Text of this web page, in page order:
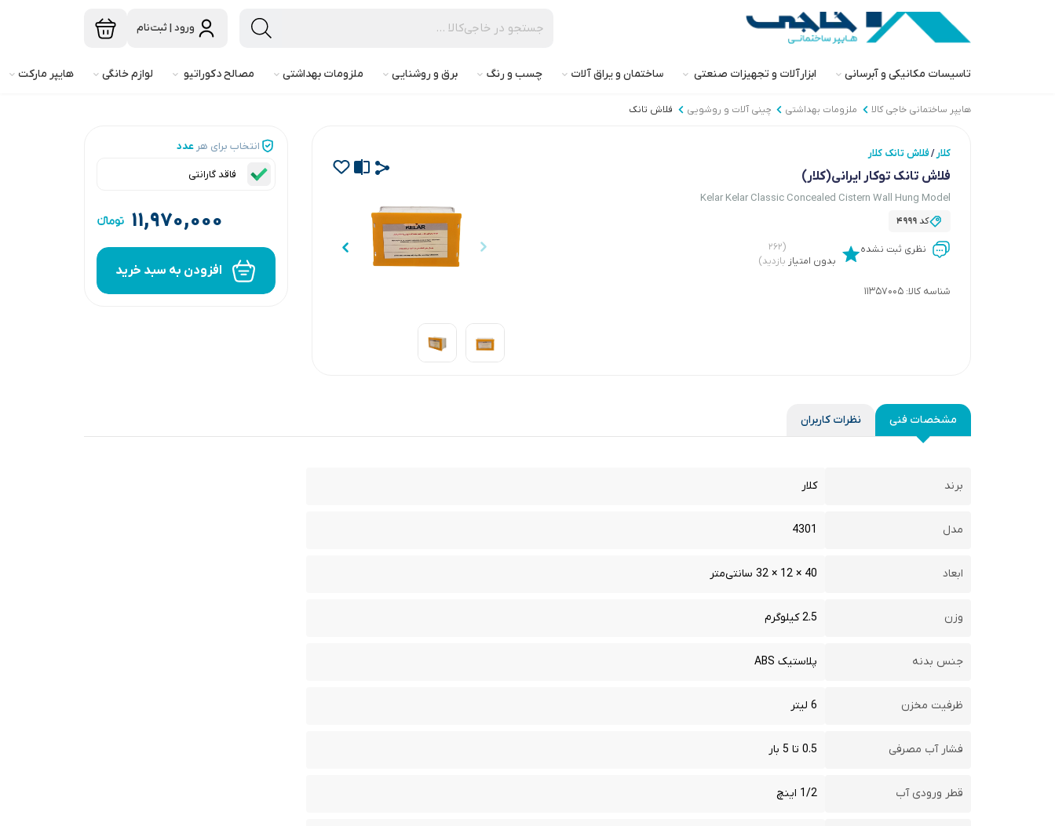
ورود | ثبت‌نام
تاسیسات مکانیکی و آبرسانی ابزارآلات و تجهیزات صنعتی ساختمان و یراق آلات چسب و رنگ برق و روشنایی ملزومات بهداشتی مصالح دکوراتیو لوازم خانگی هایپر مارکت
هایپر ساختمانی خاجی‌ کالا ملزومات بهداشتی چینی آلات و روشویی فلاش تانک
کلار /فلاش تانک کلار
فلاش تانک توکار ایرانی(کلار)
Kelar Kelar Classic Concealed Cistern Wall Hung Model
کد4999
نظری ثبت نشده
بدون امتیاز
(۲۶۲
بازدید)
شناسه کالا: 11357005
انتخاب برای هر عدد
فاقد گارانتی
۱۱,۹۷۰,۰۰۰
افزودن به سبد خرید
مشخصات فنی نظرات کاربران
برند کلار
مدل 4301
ابعاد 40 × 12 × 32 سانتی‌متر
وزن 2.5 کیلوگرم
جنس بدنه پلاستیک ABS
ظرفیت مخزن 6 لیتر
فشار آب مصرفی 0.5 تا 5 بار
قطر ورودی آب 1/2 اینچ